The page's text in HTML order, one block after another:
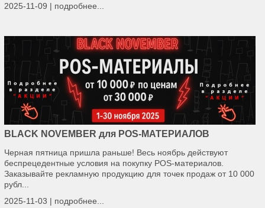
2025-11-09 | подробнее...
BLACK NOVEMBER для POS-МАТЕРИАЛОВ
Черная пятница пришла раньше! Весь ноябрь действуют
беспрецедентные условия на покупку POS-материалов.
Заказывайте рекламную продукцию для точек продаж от 10 000
рубл...
2025-11-03 | подробнее...